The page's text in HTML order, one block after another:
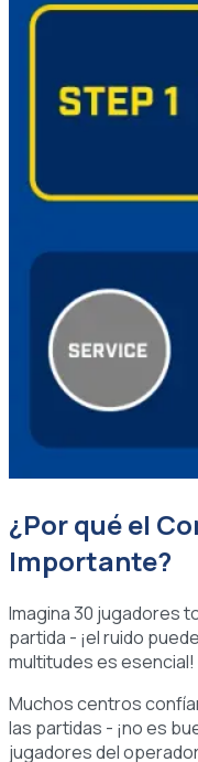
¿Por qué el
Importante?
Imagina 30 jugadores
partida - ¡el ruido
multitudes es esencial!
Muchos centros
las partidas - ¡no es
jugadores del